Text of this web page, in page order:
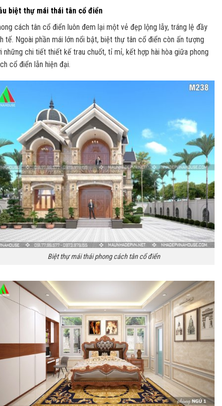
biệt thự mái thái tân cổ điển
cách tân cổ điển luôn đem lại một vẻ đẹp lộng lẫy, tráng lệ đầy
tế. Ngoài phần mái lớn nổi bật, biệt thự tân cổ điển còn ấn tượng
những chi tiết thiết kế trau chuốt, tỉ mỉ, kết hợp hài hòa giữa phong
cổ điển lẫn hiện đại.
Biệt thự mái thái phong cách tân cổ điển